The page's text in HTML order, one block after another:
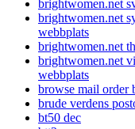
brightwomen.net
brightwomen.net
webbplats
brightwomen.net
brightwomen.net
webbplats
browse mail order
brude verdens
bt50 dec